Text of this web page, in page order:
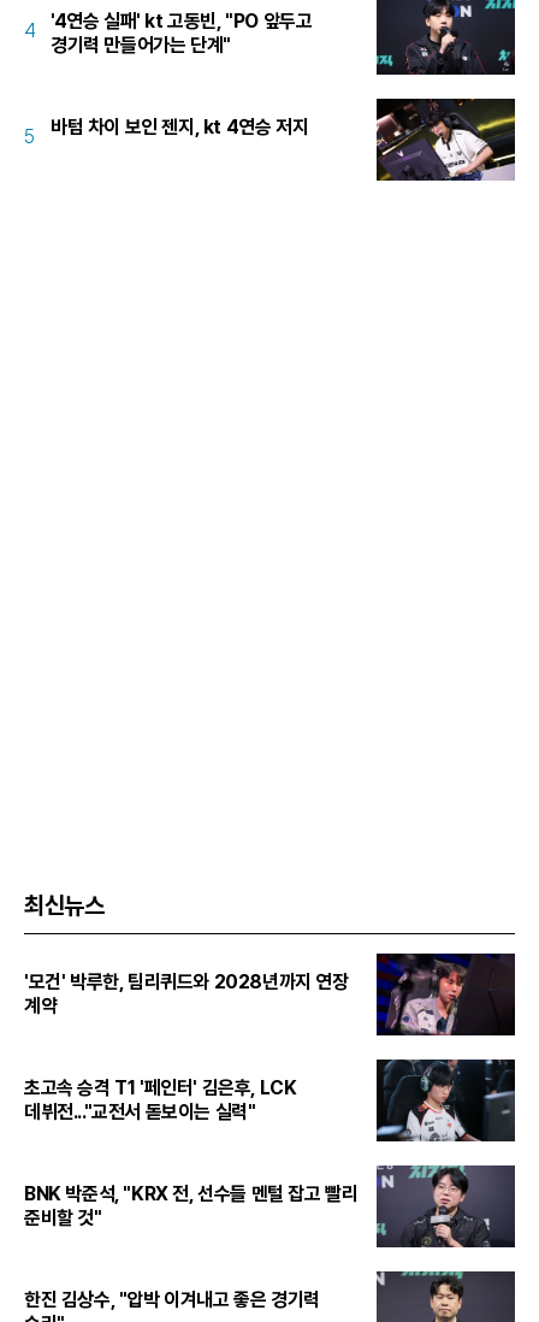
4
'4연승 실패' kt 고동빈, "PO 앞두고
경기력 만들어가는 단계"
5 바텀 차이 보인 젠지, kt 4연승 저지
최신뉴스
'모건' 박루한, 팀리퀴드와 2028년까지 연장
계약
초고속 승격 T1 '페인터' 김은후, LCK
데뷔전..."교전서 돋보이는 실력"
BNK 박준석, "KRX 전, 선수들 멘털 잡고 빨리
준비할 것"
한진 김상수, "압박 이겨내고 좋은 경기력